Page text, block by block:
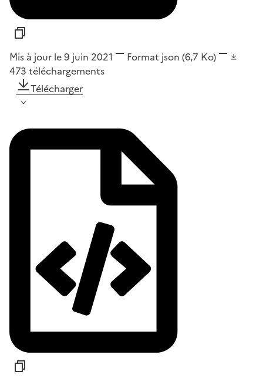
Mis à jour le 9 juin 2021 Format json (6,7 Ko)
473 téléchargements
Télécharger